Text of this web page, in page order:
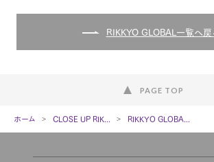
RIKKYO GLOBAL一覧へ戻
PAGE TOP
ホーム CLOSE UP RIK... RIKKYO GLOBA...